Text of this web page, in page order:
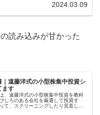
2024.03.09
読み込みが甘かった
遠藤洋式の小型株集中投資シ
ます
、遠藤洋式の小型株集中投資を教科
しろのある会社を厳選して投資す
て、スクリーニングしたり見直しし